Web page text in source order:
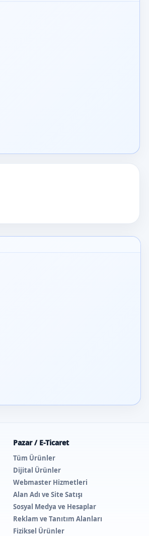
Pazar / E-Ticaret
Tüm Ürünler
Dijital Ürünler
Webmaster Hizmetleri
Alan Adı ve Site Satışı
Sosyal Medya ve Hesaplar
Reklam ve Tanıtım Alanları
Fiziksel Ürünler